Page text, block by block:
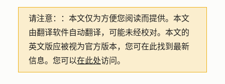
请注意： ：本文仅为方便您阅读而提供。 本文
由翻译软件自动翻译，可能未经校对。本文的
英文版应被视为官方版本，您可在此找到最新
信息。您可以在此处访问。